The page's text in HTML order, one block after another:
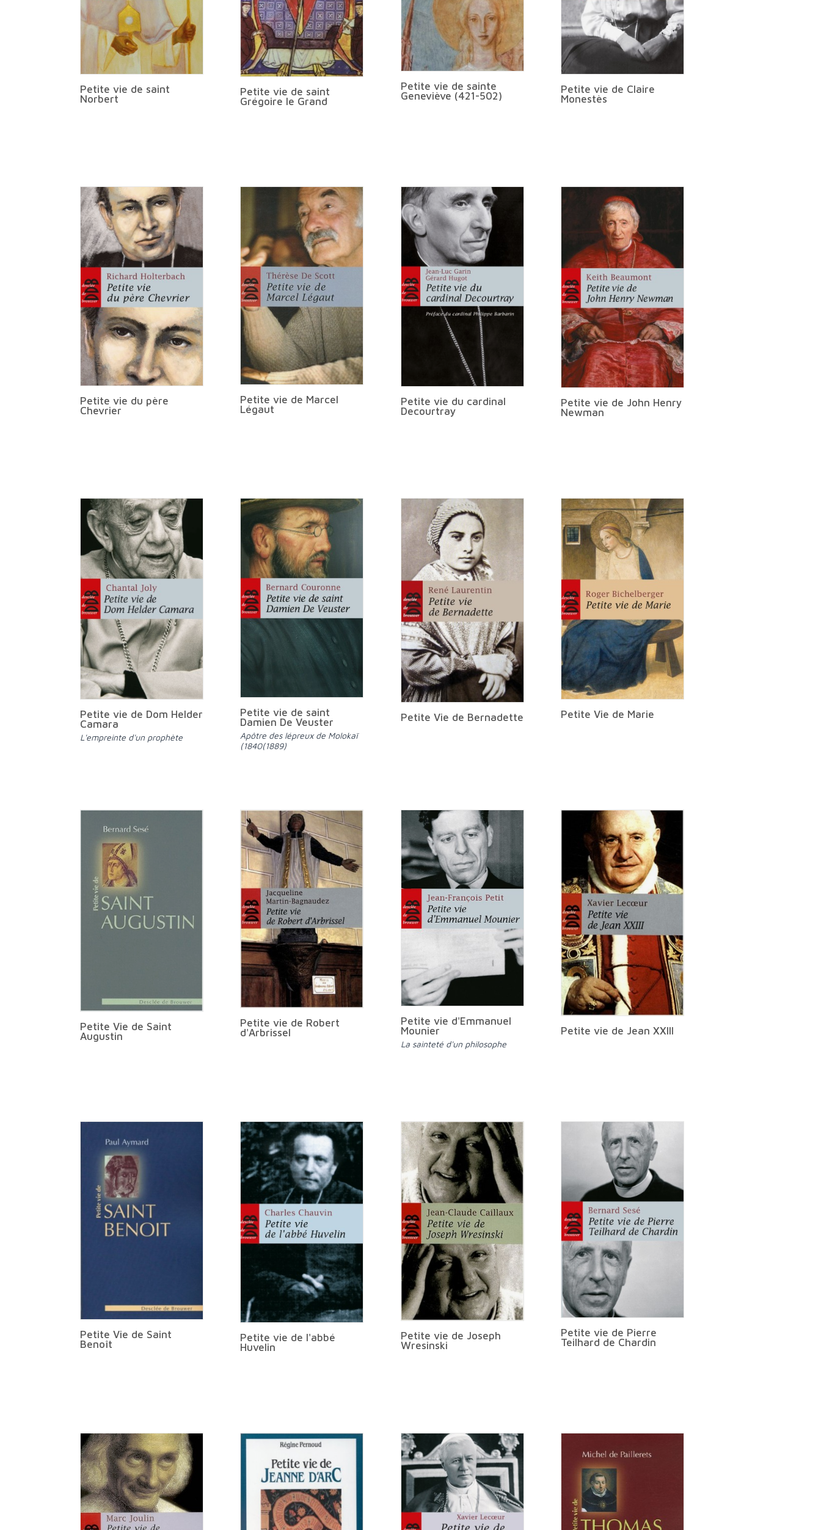
Petite vie de saint
Norbert
Petite vie de saint
Grégoire le Grand
Petite vie de sainte
Geneviève (421-502)
Petite vie de Claire
Monestès
Petite vie du père
Chevrier
Petite vie de Marcel
Légaut
Petite vie du cardinal
Decourtray
Petite vie de John Henry
Newman
Petite vie de Dom Helder
Camara
L'empreinte d'un prophète
Petite vie de saint
Damien De Veuster
Apôtre des lépreux de Molokaï
(1840(1889)
Petite Vie de Bernadette Petite Vie de Marie
Petite Vie de Saint
Augustin
Petite vie de Robert
d'Arbrissel
Petite vie d'Emmanuel
Mounier
La sainteté d'un philosophe
Petite vie de Jean XXIII
Petite Vie de Saint
Benoît
Petite vie de l'abbé
Huvelin
Petite vie de Joseph
Wresinski
Petite vie de Pierre
Teilhard de Chardin